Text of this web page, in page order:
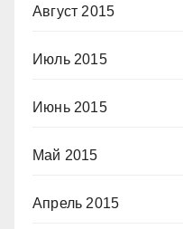
Август 2015
Июль 2015
Июнь 2015
Май 2015
Апрель 2015